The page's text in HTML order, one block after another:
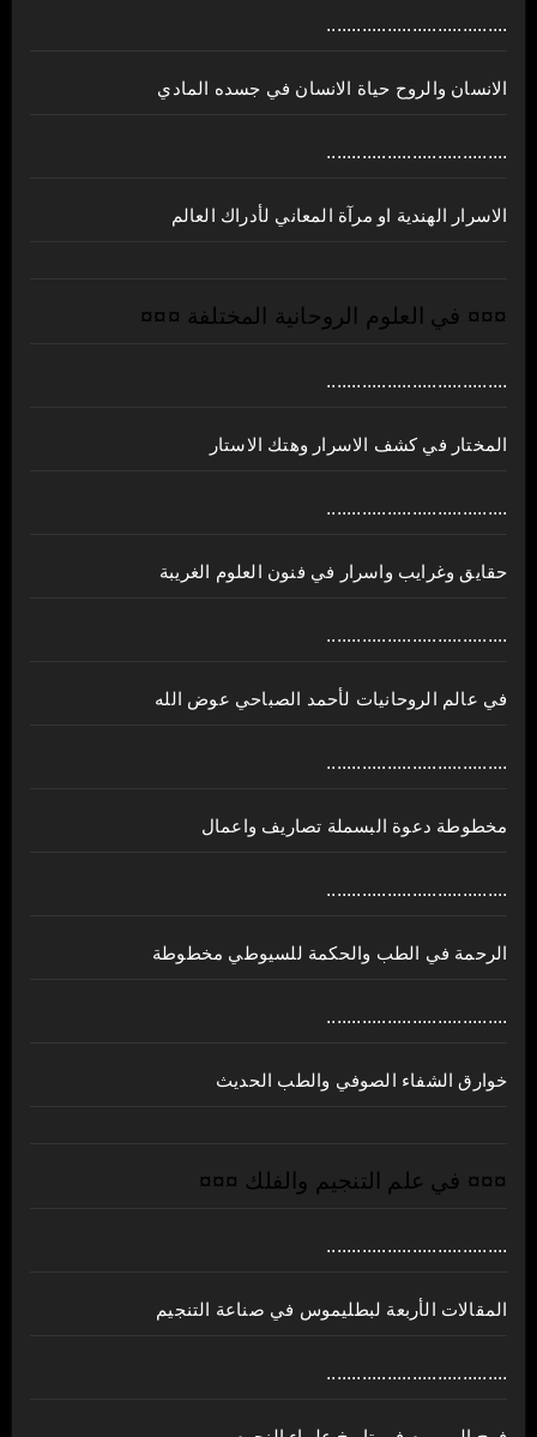
....................................
الانسان والروح حياة الانسان في جسده المادي
....................................
الاسرار الهندية او مرآة المعاني لأدراك العالم
¤¤¤ في العلوم الروحانية المختلفة ¤¤¤
....................................
المختار في كشف الاسرار وهتك الاستار
....................................
حقايق وغرايب واسرار في فنون العلوم الغريبة
....................................
في عالم الروحانيات لأحمد الصباحي عوض الله
....................................
مخطوطة دعوة البسملة تصاريف واعمال
....................................
الرحمة في الطب والحكمة للسيوطي مخطوطة
....................................
خوارق الشفاء الصوفي والطب الحديث
¤¤¤ في علم التنجيم والفلك ¤¤¤
....................................
المقالات الأربعة لبطليموس في صناعة التنجيم
....................................